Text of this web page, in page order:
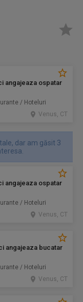
angajeaza ospatar
/ Hoteluri
Venus, CT
dar am găsit 3
angajeaza ospatar
/ Hoteluri
Venus, CT
angajeaza bucatar
/ Hoteluri
Venus, CT